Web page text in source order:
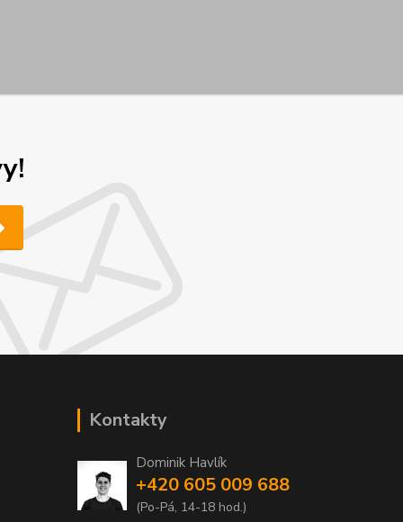
Kontakty
Dominik Havlík
+420 605 009 688
(Po-Pá, 14-18 hod.)